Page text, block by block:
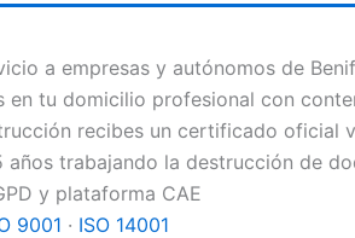
a empresas y autónomos de
en tu domicilio profesional con
recibes un certificado oficial
años trabajando la destrucción de
y plataforma CAE
9001 · ISO 14001